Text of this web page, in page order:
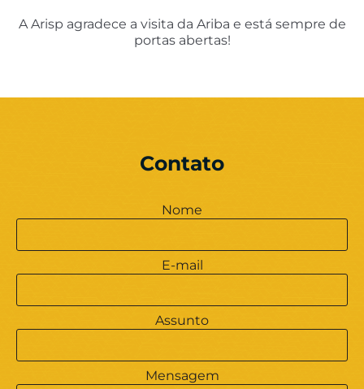
A Arisp agradece a visita da Ariba e está sempre de
portas abertas!
Contato
Nome
E-mail
Assunto
Mensagem